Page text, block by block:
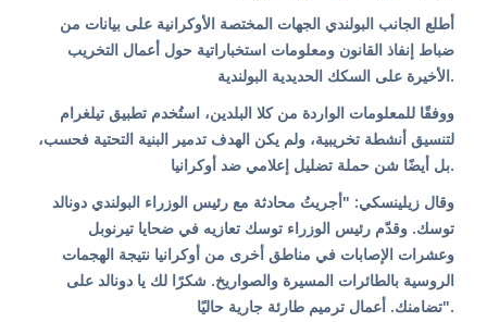
أطلع الجانب البولندي الجهات المختصة الأوكرانية على بيانات من
ضباط إنفاذ القانون ومعلومات استخباراتية حول أعمال التخريب
الأخيرة على السكك الحديدية البولندية.
ووفقًا للمعلومات الواردة من كلا البلدين، استُخدم تطبيق تيلغرام
لتنسيق أنشطة تخريبية، ولم يكن الهدف تدمير البنية التحتية فحسب،
بل أيضًا شن حملة تضليل إعلامي ضد أوكرانيا.
وقال زيلينسكي: "أجريتُ محادثة مع رئيس الوزراء البولندي دونالد
توسك. وقدّم رئيس الوزراء توسك تعازيه في ضحايا تيرنوبل
وعشرات الإصابات في مناطق أخرى من أوكرانيا نتيجة الهجمات
الروسية بالطائرات المسيرة والصواريخ. شكرًا لك يا دونالد على
تضامنك. أعمال ترميم طارئة جارية حاليًا".